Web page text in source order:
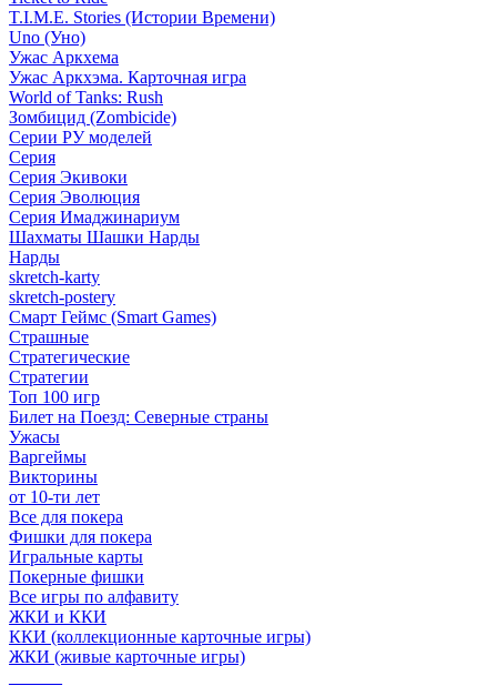
T.I.M.E. Stories (Истории Времени)
Uno (Уно)
Ужас Аркхема
Ужас Аркхэма. Карточная игра
World of Tanks: Rush
Зомбицид (Zombicide)
Серии РУ моделей
Серия
Серия Экивоки
Серия Эволюция
Серия Имаджинариум
Шахматы Шашки Нарды
Нарды
skretch-karty
skretch-postery
Смарт Геймс (Smart Games)
Страшные
Стратегические
Стратегии
Топ 100 игр
Билет на Поезд: Северные страны
Ужасы
Варгеймы
Викторины
от 10-ти лет
Все для покера
Фишки для покера
Игральные карты
Покерные фишки
Все игры по алфавиту
ЖКИ и ККИ
ККИ (коллекционные карточные игры)
ЖКИ (живые карточные игры)